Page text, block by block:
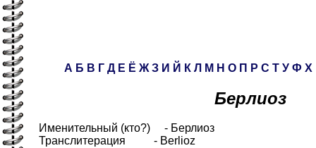
А Б В Г Д Е Ё Ж З И Й К Л М Н О П Р С Т У Ф Х
Берлиоз
Именительный (кто?) - Берлиоз
Транслитерация - Berlioz